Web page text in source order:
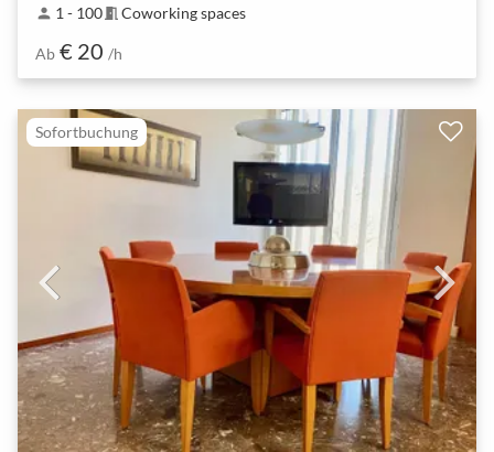
person 1 - 100meeting_room Coworking spaces
Ab € 20 /h
Sofortbuchung